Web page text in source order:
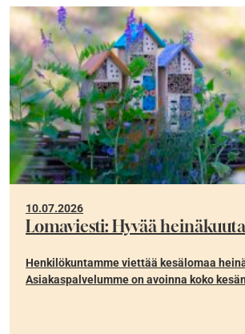
10.07.2026
Lomaviesti: Hyvää
Henkilökuntamme viettää kesälomaa
Asiakaspalvelumme on avoinna koko